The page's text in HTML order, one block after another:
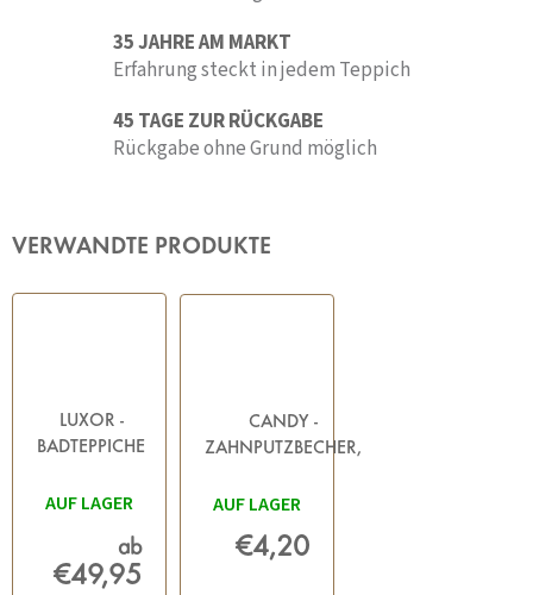
35 JAHRE AM MARKT
Erfahrung steckt in jedem Teppich
45 TAGE ZUR RÜCKGABE
Rückgabe ohne Grund möglich
VERWANDTE PRODUKTE
LUXOR -
BADTEPPICHE
AUF LAGER
ab
€49,95
CANDY -
ZAHNPUTZBECHER,
AUF LAGER
€4,20